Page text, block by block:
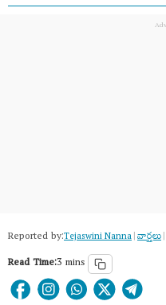
Reported by:Tejaswini Nanna|వార్త‌లు|
Read Time:3 mins